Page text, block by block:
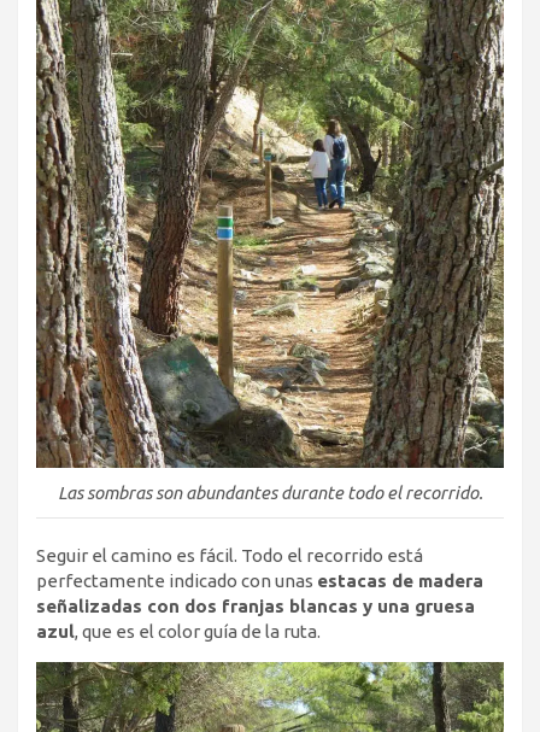
Las sombras son abundantes durante todo el recorrido.
Seguir el camino es fácil. Todo el recorrido está
perfectamente indicado con unas estacas de madera
señalizadas con dos franjas blancas y una gruesa
azul, que es el color guía de la ruta.